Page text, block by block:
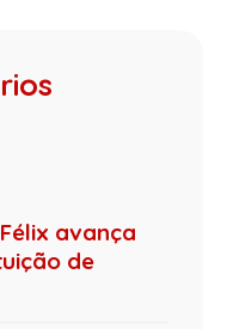
avança
de